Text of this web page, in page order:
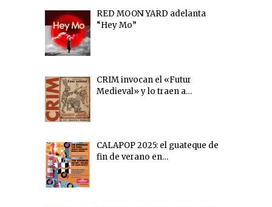
RED MOON YARD adelanta
“Hey Mo”
CRIM invocan el «Futur
Medieval» y lo traen a…
CALAPOP 2025: el guateque de
fin de verano en…